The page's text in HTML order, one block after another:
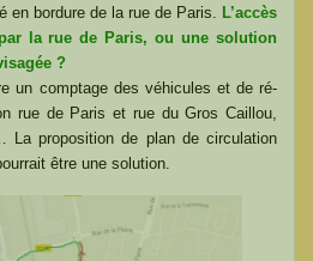
en bordure de la rue de Paris.
L’accès
la rue de Paris, ou une solution
?
un comptage des véhicules et de ré-
rue de Paris et rue du Gros Caillou,
La proposition de plan de circulation
être une solution.